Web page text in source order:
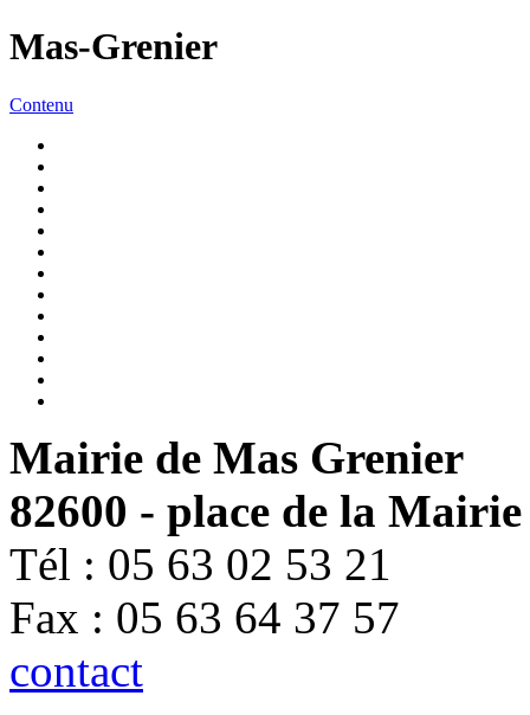
Mas-Grenier
Contenu
Mairie de Mas Grenier
82600 - place de la Mairie
Tél : 05 63 02 53 21
Fax : 05 63 64 37 57
contact